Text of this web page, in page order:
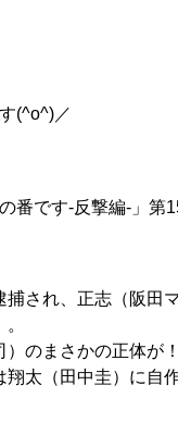
(^o^)／
番です-反撃編-」第
され、正志（阪田
のまさかの正体が！
翔太（田中圭）に自